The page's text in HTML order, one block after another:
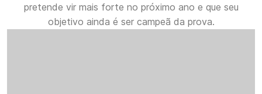
pretende vir mais forte no próximo ano e que seu
objetivo ainda é ser campeã da prova.